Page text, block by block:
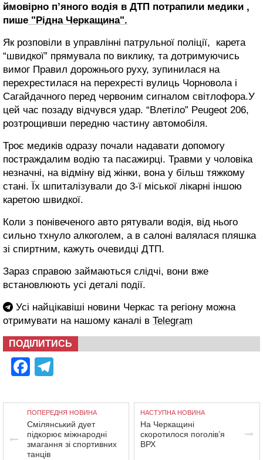
ймовірно п’яного водія в ДТП потрапили медики ,
пише "Рідна Черкащина".
Як розповіли в управлінні патрульної поліції, карета
“швидкої” прямувала по виклику, та дотримуючись
вимог Правил дорожнього руху, зупинилася на
перехрестилася на перехресті вулиць Чорновола і
Сагайдачного перед червоним сигналом світлофора.У
цей час позаду відчувся удар. “Влетіло” Peugeot 206,
розтрощивши передню частину автомобіля.
Троє медиків одразу почали надавати допомогу
постраждалим водію та пасажирці. Травми у чоловіка
незначні, на відміну від жінки, вона у більш тяжкому
стані. Їх шпиталізували до 3-ї міської лікарні іншою
каретою швидкої.
Коли з понівеченого авто рятували водія, від нього
сильно тхнуло алкоголем, а в салоні валялася пляшка
зі спиртним, кажуть очевидці ДТП.
Зараз справою займаються слідчі, вони вже
встановлюють усі деталі події.
Усі найцікавіші новини Черкас та регіону можна
отримувати на нашому каналі в Telegram
ПОДІЛИТИСЬ
Facebook
ПОПЕРЕДНЯ НОВИНА
Смілянський дует
підкорює міжнародні
змагання зі спортивних
танців
НАСТУПНА НОВИНА
На Черкащині
скоротилося поголів’я
ВРХ